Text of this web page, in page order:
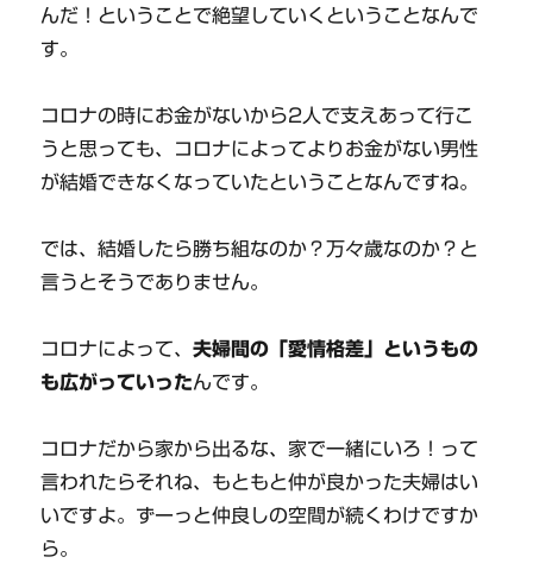
んだ！ということで絶望していくということなんで
す。
コロナの時にお金がないから2人で支えあって行こ
うと思っても、コロナによってよりお金がない男性
が結婚できなくなっていたということなんですね。
では、結婚したら勝ち組なのか？万々歳なのか？と
言うとそうでありません。
コロナによって、夫婦間の「愛情格差」というもの
も広がっていったんです。
コロナだから家から出るな、家で一緒にいろ！って
言われたらそれね、もともと仲が良かった夫婦はい
いですよ。ずーっと仲良しの空間が続くわけですか
ら。